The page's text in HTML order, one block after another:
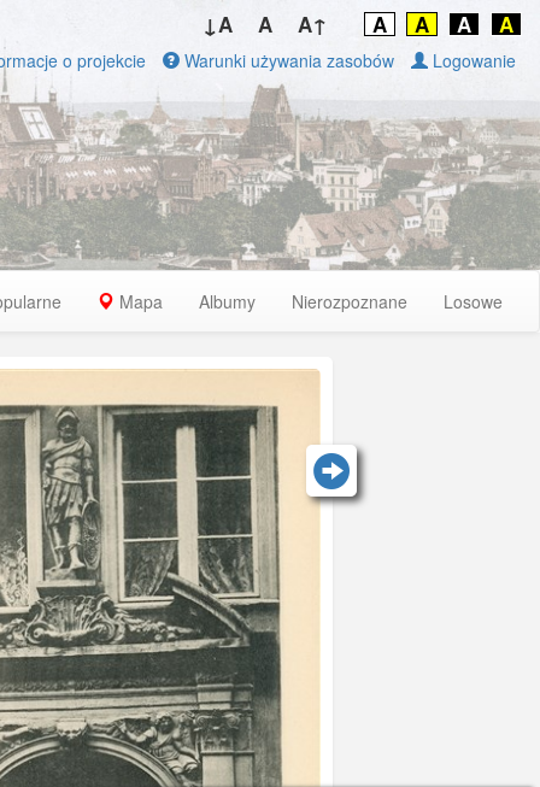
↓A A A↑ A A A A
o projekcie Warunki używania zasobów Logowanie
Mapa Albumy Nierozpoznane Losowe